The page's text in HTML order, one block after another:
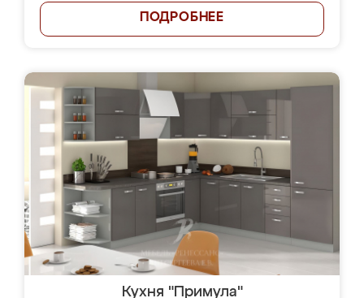
ПОДРОБНЕЕ
Кухня "Примула"